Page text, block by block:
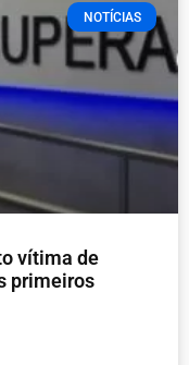
NOTÍCIAS
vítima de
primeiros